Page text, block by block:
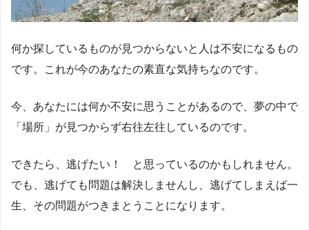
何か探しているものが見つからないと人は不安になるもの
です。これが今のあなたの素直な気持ちなのです。
今、あなたには何か不安に思うことがあるので、夢の中で
「場所」が見つからず右往左往しているのです。
できたら、逃げたい！ と思っているのかもしれません。
でも、逃げても問題は解決しませんし、逃げてしまえば一
生、その問題がつきまとうことになります。